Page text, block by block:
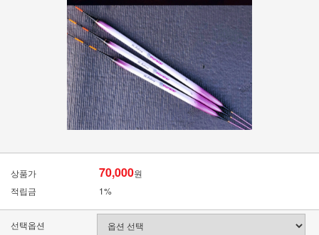
상품가 70,000원
적립금
1%
선택옵션